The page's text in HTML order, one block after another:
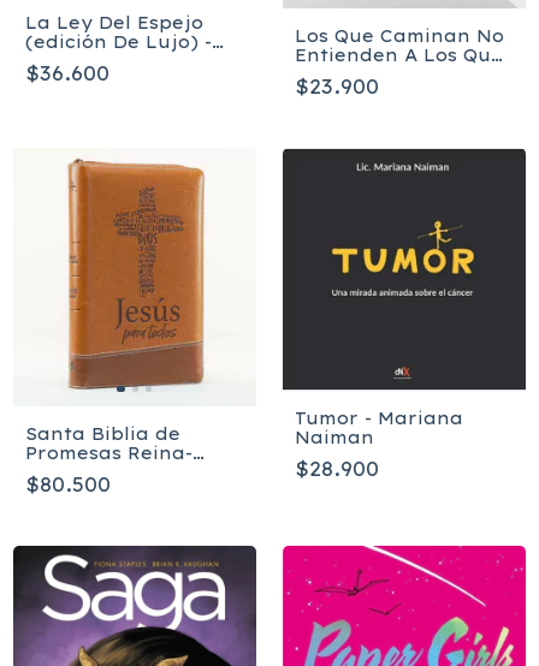
La Ley Del Espejo
(edición De Lujo) -
Noguchi Yoshinori
$36.600
Los Que Caminan No
Entienden A Los Que
Vuelan - Ronny
Oliveira
$23.900
Santa Biblia de
Promesas Reina-
Valera 1960
$80.500
Tumor - Mariana
Naiman
$28.900